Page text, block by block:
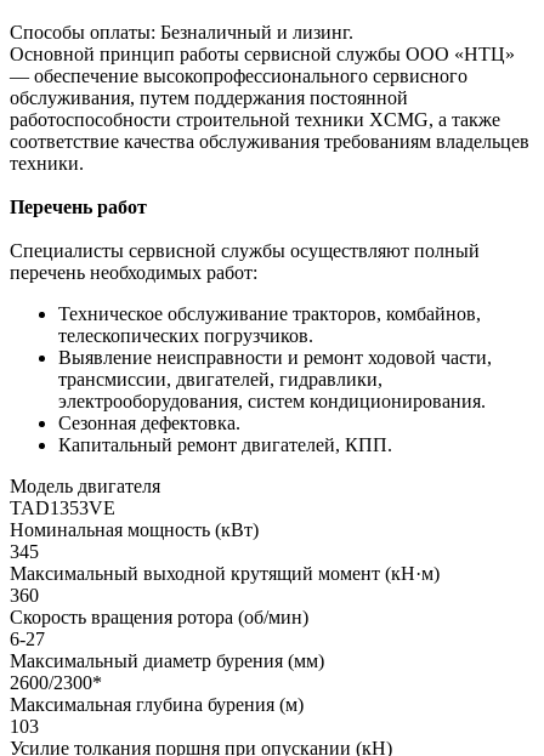
Способы оплаты: Безналичный и лизинг.
Основной принцип работы сервисной службы ООО «НТЦ»
— обеспечение высокопрофессионального сервисного
обслуживания, путем поддержания постоянной
работоспособности строительной техники XCMG, а также
соответствие качества обслуживания требованиям владельцев
техники.
Перечень работ
Специалисты сервисной службы осуществляют полный
перечень необходимых работ:
Техническое обслуживание тракторов, комбайнов,
телескопических погрузчиков.
Выявление неисправности и ремонт ходовой части,
трансмиссии, двигателей, гидравлики,
электрооборудования, систем кондиционирования.
Сезонная дефектовка.
Капитальный ремонт двигателей, КПП.
Модель двигателя
TAD1353VE
Номинальная мощность (кВт)
345
Максимальный выходной крутящий момент (кН·м)
360
Скорость вращения ротора (об/мин)
6-27
Максимальный диаметр бурения (мм)
2600/2300*
Максимальная глубина бурения (м)
103
Усилие толкания поршня при опускании (кН)